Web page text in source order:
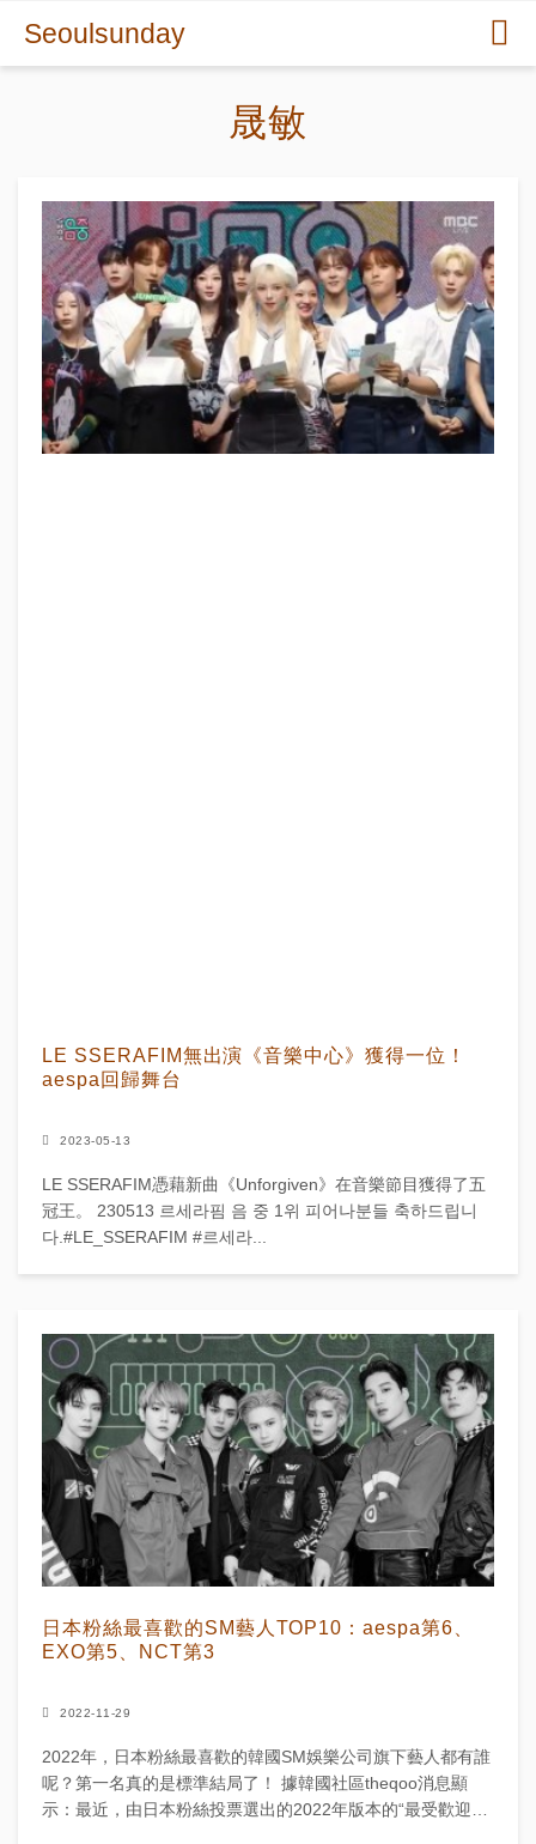
Seoulsunday
晟敏
LE SSERAFIM無出演《音樂中心》獲得一位！
aespa回歸舞台
2023-05-13
LE SSERAFIM憑藉新曲《Unforgiven》在音樂節目獲得了五
冠王。 230513 르세라핌 음 중 1위 피어나분들 축하드립니
다.#LE_SSERAFIM #르세라...
日本粉絲最喜歡的SM藝人TOP10：aespa第6、
EXO第5、NCT第3
2022-11-29
2022年，日本粉絲最喜歡的韓國SM娛樂公司旗下藝人都有誰
呢？第一名真的是標準結局了！ 據韓國社區theqoo消息顯
示：最近，由日本粉絲投票選出的2022年版本的“最受歡迎的